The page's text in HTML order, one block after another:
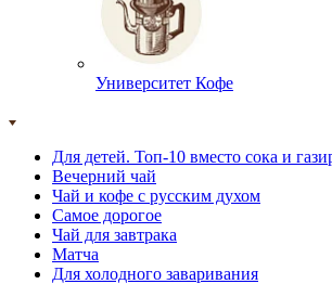
Университет Кофе
Для детей. Топ-10 вместо сока и
Вечерний чай
Чай и кофе с русским духом
Самое дорогое
Чай для завтрака
Матча
Для холодного заваривания